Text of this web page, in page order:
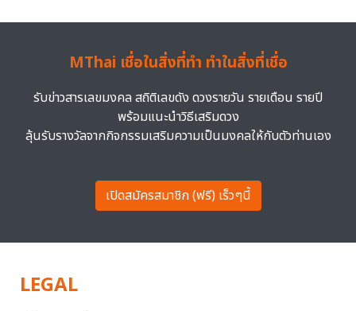
MThai เชื่อในสิ่งที่ทำ ทำในสิ่งที่เชื่อ
รับข่าวสารเลขมงคล สถิติเลขดัง ดวงรายวัน รายเดือน รายปี
พร้อมแนะนำวิธีเสริมดวง
ลุ้นรับรางวัลจากกิจกรรมเสริมความเป็นมงคลให้กับตัวท่านเอง
เปิดสมัครสมาชิก (ฟรี) เร็วๆนี้
LEGAL